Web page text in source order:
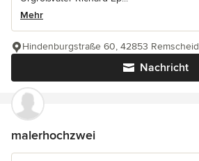
Mehr
Nachricht
Hindenburgstraße 60, 42853 Remscheid
malerhochzwei